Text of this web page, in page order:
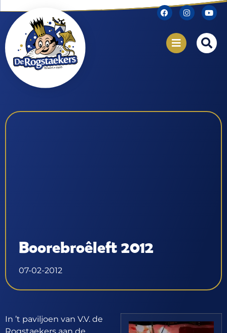
Boorebroêleft 2012
07-02-2012
In ’t paviljoen van V.V. de